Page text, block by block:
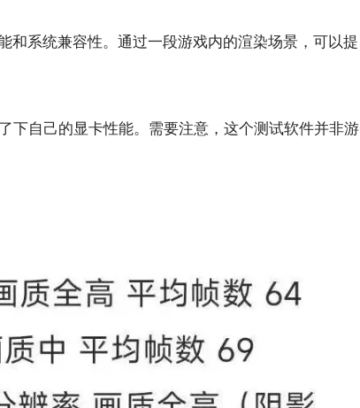
和系统兼容性。通过一段游戏内的渲染场景，可以提
下自己的显卡性能。需要注意，这个测试软件并非游